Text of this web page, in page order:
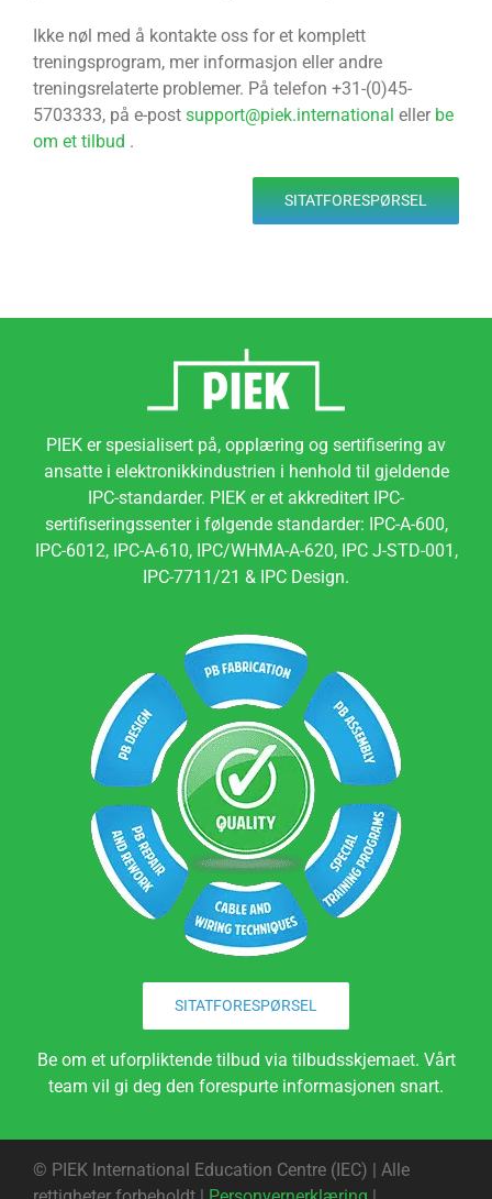
Ikke nøl med å kontakte oss for et komplett
treningsprogram, mer informasjon eller andre
treningsrelaterte problemer. På telefon +31-(0)45-
5703333, på e-post support@piek.international eller be
om et tilbud .
SITATFORESPØRSEL
PIEK er spesialisert på, opplæring og sertifisering av
ansatte i elektronikkindustrien i henhold til gjeldende
IPC-standarder. PIEK er et akkreditert IPC-
sertifiseringssenter i følgende standarder: IPC-A-600,
IPC-6012, IPC-A-610, IPC/WHMA-A-620, IPC J-STD-001,
IPC-7711/21 & IPC Design.
SITATFORESPØRSEL
Be om et uforpliktende tilbud via tilbudsskjemaet. Vårt
team vil gi deg den forespurte informasjonen snart.
© PIEK International Education Centre (IEC) | Alle